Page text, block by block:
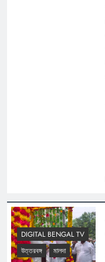
DIGITAL BENGAL TV
উত্তরবঙ্গ
মালদা